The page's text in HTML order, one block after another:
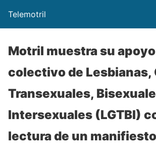
Telemotril
Motril muestra su
colectivo de Lesbianas,
Transexuales,
Intersexuales (LGTBI)
lectura de un manifiesto